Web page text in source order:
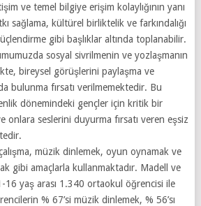
ve temel bilgiye erişim kolaylığının yanı
sağlama, kültürel birliktelik ve farkındalığı
gibi başlıklar altında toplanabilir.
sosyal sivrilmenin ve yozlaşmanın
bireysel görüşlerini paylaşma ve
bulunma fırsatı verilmemektedir. Bu
dönemindeki gençler için kritik bir
onlara seslerini duyurma fırsatı veren eşsiz
müzik dinlemek, oyun oynamak ve
gibi amaçlarla kullanmaktadır. Madell ve
16 yaş arası 1.340 ortaokul öğrencisi ile
% 67’si müzik dinlemek, % 56’sı